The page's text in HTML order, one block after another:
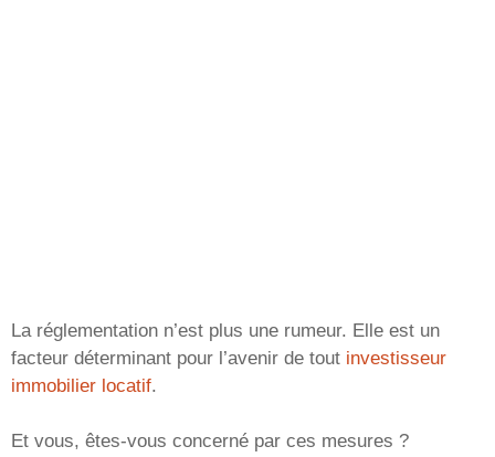
La réglementation n’est plus une rumeur. Elle est un
facteur déterminant pour l’avenir de tout investisseur
immobilier locatif.
Et vous, êtes-vous concerné par ces mesures ?